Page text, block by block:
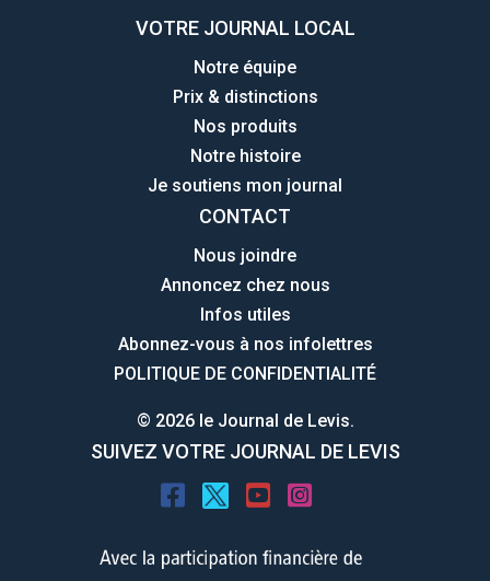
VOTRE JOURNAL LOCAL
Notre équipe
Prix & distinctions
Nos produits
Notre histoire
Je soutiens mon journal
CONTACT
Nous joindre
Annoncez chez nous
Infos utiles
Abonnez-vous à nos infolettres
POLITIQUE DE CONFIDENTIALITÉ
© 2026 le Journal de Levis.
SUIVEZ VOTRE JOURNAL DE LEVIS